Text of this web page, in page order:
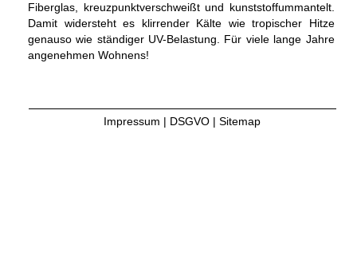
Fiberglas, kreuzpunktverschweißt und kunststoffummantelt.
Damit widersteht es klirrender Kälte wie tropischer Hitze
genauso wie ständiger UV-Belastung. Für viele lange Jahre
angenehmen Wohnens!
Impressum | DSGVO |Sitemap